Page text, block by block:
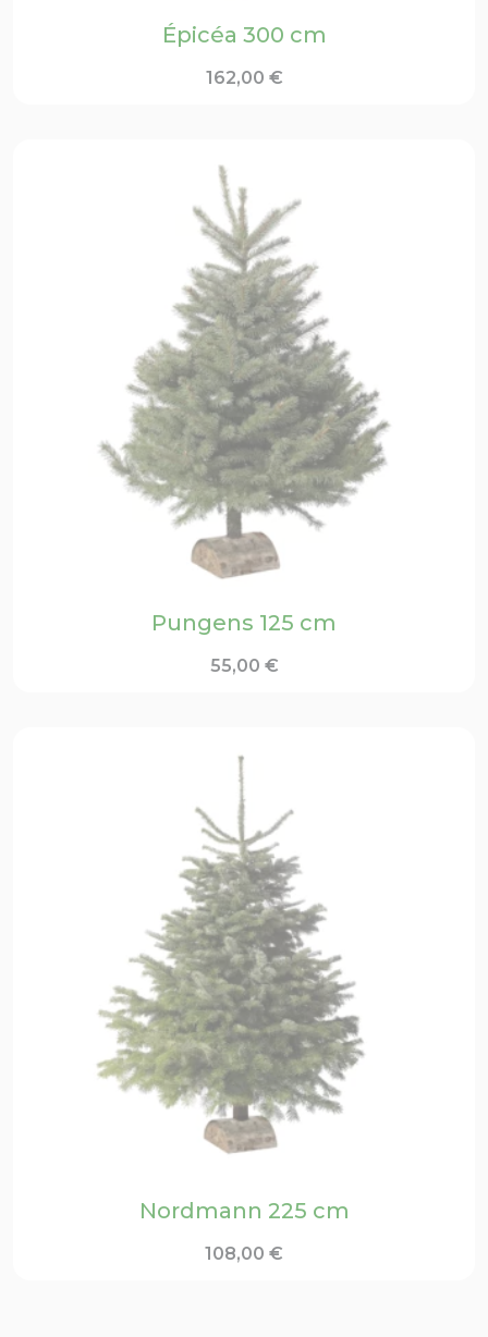
Épicéa 300 cm
162,00 €
Pungens 125 cm
55,00 €
Nordmann 225 cm
108,00 €